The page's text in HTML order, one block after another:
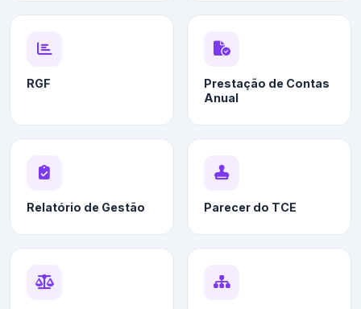
RGF
Prestação de Contas
Anual
Relatório de Gestão Parecer do TCE